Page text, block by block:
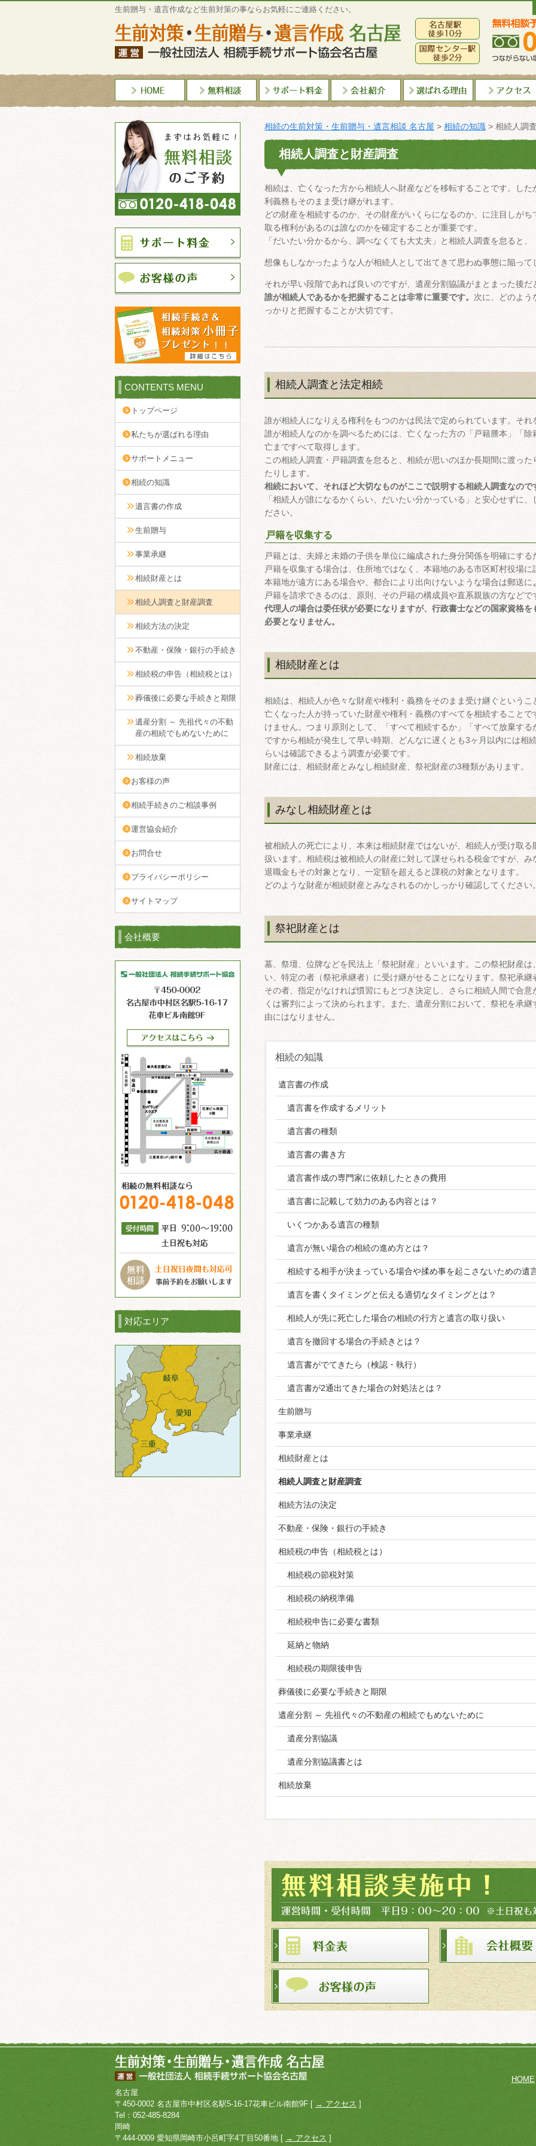
生前贈与・遺言作成など生前対策の事ならお気軽にご連絡ください。
CONTENTS MENU
トップページ
私たちが選ばれる理由
サポートメニュー
相続の知識
遺言書の作成
生前贈与
事業承継
相続財産とは
相続人調査と財産調査
相続方法の決定
不動産・保険・銀行の手続き
相続税の申告（相続税とは）
葬儀後に必要な手続きと期限
遺産分割 ～ 先祖代々の不動
産の相続でもめないために
相続放棄
お客様の声
相続手続きのご相談事例
運営協会紹介
お問合せ
プライバシーポリシー
サイトマップ
会社概要
対応エリア
相続の生前対策・生前贈与・遺言相談 名古屋 > 相続の知識 > 相続人調
相続人調査と財産調査
相続は、亡くなった方から相続人へ財産などを移転することです。し
利義務もそのまま受け継がれます。
どの財産を相続するのか、その財産がいくらになるのか、に注目しが
取る権利があるのは誰なのかを確定することが重要です。
「だいたい分かるから、調べなくても大丈夫」と相続人調査を怠ると、
想像もしなかったような人が相続人として出てきて思わぬ事態に陥っ
それが早い段階であれば良いのですが、遺産分割協議がまとまった後
誰が相続人であるかを把握することは非常に重要です。 次に、どのよう
っかりと把握することが大切です。
相続人調査と法定相続
誰が相続人になりえる権利をもつのかは民法で定められています。それ
誰が相続人なのかを調べるためには、亡くなった方の「戸籍謄本」「
亡まですべて取得します。
この相続人調査・戸籍調査を怠ると、相続が思いのほか長期間に渡っ
たりします。
相続において、それほど大切なものがここで説明する相続人調査なので
「相続人が誰になるかくらい、だいたい分かっている」と安心せずに
ださい。
戸籍を収集する
戸籍とは、夫婦と未婚の子供を単位に編成された身分関係を明確にする
戸籍を収集する場合は、住所地ではなく、本籍地のある市区町村役場
本籍地が遠方にある場合や、都合により出向けないような場合は郵送に
戸籍を請求できるのは、原則、その戸籍の構成員や直系親族の方などで
代理人の場合は委任状が必要になりますが、行政書士などの国家資格
必要となりません。
相続財産とは
相続は、相続人が色々な財産や権利・義務をそのまま受け継ぐというこ
亡くなった人が持っていた財産や権利・義務のすべてを相続すること
けません。つまり原則として、「すべて相続するか」「すべて放棄する
ですから相続が発生して早い時期、どんなに遅くとも3ヶ月以内には相
らいは確認できるよう調査が必要です。
財産には、相続財産とみなし相続財産、祭祀財産の3種類があります。
みなし相続財産とは
被相続人の死亡により、本来は相続財産ではないが、相続人が受け取
扱います。相続税は被相続人の財産に対して課せられる税金ですが、
退職金もその対象となり、一定額を超えると課税の対象となります。
どのような財産が相続財産とみなされるのかしっかり確認してください
祭祀財産とは
墓、祭壇、位牌などを民法上「祭祀財産」といいます。この祭祀財産
い、特定の者（祭祀承継者）に受け継がせることになります。祭祀承
その者、指定がなければ慣習にもとづき決定し、さらに相続人間で合
くは審判によって決められます。また、遺産分割において、祭祀を承
由にはなりません。
相続の知識
遺言書の作成
遺言書を作成するメリット
遺言書の種類
遺言書の書き方
遺言書作成の専門家に依頼したときの費用
遺言書に記載して効力のある内容とは？
いくつかある遺言の種類
遺言が無い場合の相続の進め方とは？
相続する相手が決まっている場合や揉め事を起こさないための遺
遺言を書くタイミングと伝える適切なタイミングとは？
相続人が先に死亡した場合の相続の行方と遺言の取り扱い
遺言を撤回する場合の手続きとは？
遺言書がでてきたら（検認・執行）
遺言書が2通出てきた場合の対処法とは？
生前贈与
事業承継
相続財産とは
相続人調査と財産調査
相続方法の決定
不動産・保険・銀行の手続き
相続税の申告（相続税とは）
相続税の節税対策
相続税の納税準備
相続税申告に必要な書類
延納と物納
相続税の期限後申告
葬儀後に必要な手続きと期限
遺産分割 ～ 先祖代々の不動産の相続でもめないために
遺産分割協議
遺産分割協議書とは
相続放棄
名古屋
〒450-0002 名古屋市中村区名駅5-16-17花車ビル南館9F [ → アクセス ]
Tel：052-485-8284
岡崎
〒444-0009 愛知県岡崎市小呂町字4丁目50番地 [ → アクセス ]
HOME